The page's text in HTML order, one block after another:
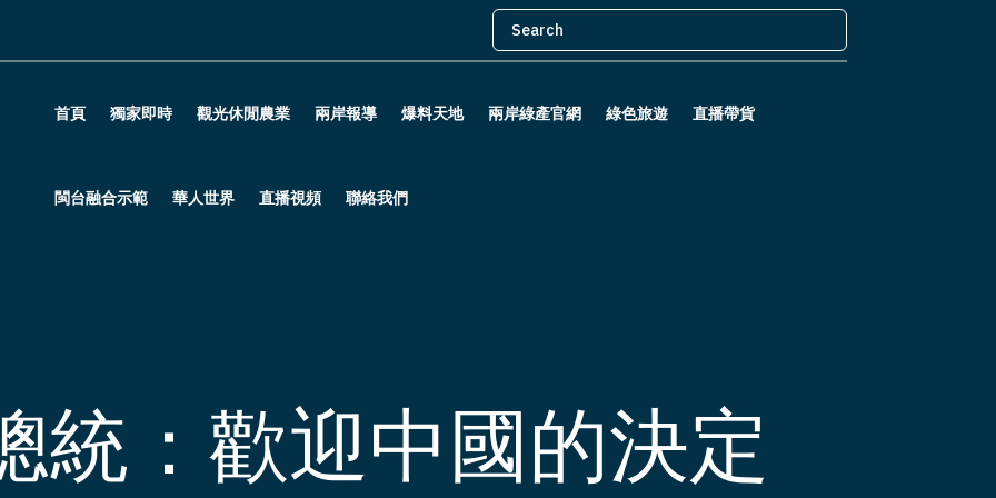
首頁 獨家即時 觀光休閒農業 兩岸報導 爆料天地 兩岸綠產官網 綠色旅遊 直播帶貨
閩台融合示範 華人世界 直播視頻 聯絡我們
統：歡迎中國的決定